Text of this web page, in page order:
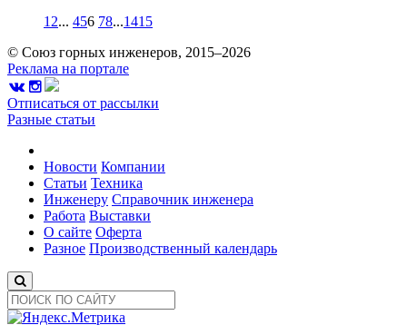
1 2... 456 78...1415
© Союз горных инженеров, 2015–2026
Реклама на портале
Отписаться от рассылки
Разные статьи
Новости Компании
Статьи Техника
Инженеру Справочник инженера
Работа Выставки
О сайте Оферта
Разное Производственный календарь